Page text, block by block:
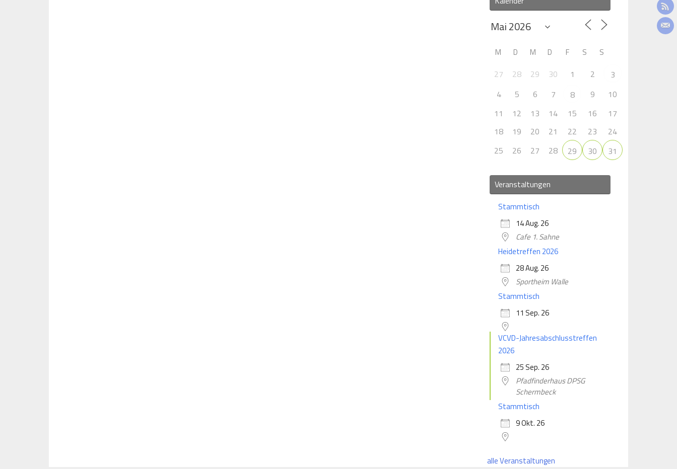
M D M D F S S
27 28 29 30 1 2
3
4
5 6 7 8 9
10
11
12 13 14 15 16
17
18
19 20 21 22 23
24
25
26 27 28 29 30 31
Veranstaltungen
Stammtisch
14 Aug. 26
Cafe 1. Sahne
Heidetreffen 2026
28 Aug. 26
Sportheim Walle
Stammtisch
11 Sep. 26
VCVD-Jahresabschlusstreffen
2026
25 Sep. 26
Pfadfinderhaus DPSG
Schermbeck
Stammtisch
9 Okt. 26
alle Veranstaltungen